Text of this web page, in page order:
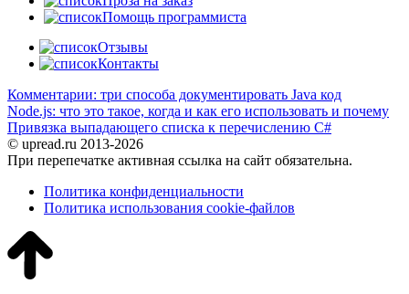
Помощь программиста
Отзывы
Контакты
Комментарии: три способа документировать Java код
Node.js: что это такое, когда и как его использовать и почему
Привязка выпадающего списка к перечислению C#
© upread.ru 2013-2026
При перепечатке активная ссылка на сайт обязательна.
Политика конфиденциальности
Политика использования cookie-файлов